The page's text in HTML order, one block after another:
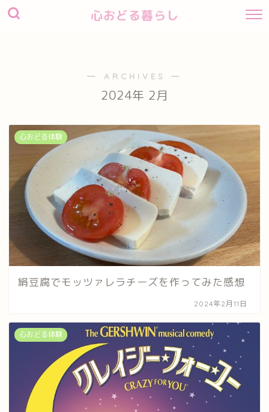
心おどる暮らし
― ARCHIVES ―
2024年 2月
心おどる体験
絹豆腐でモッツァレラチーズを作ってみた感想
2024年2月11日
心おどる体験